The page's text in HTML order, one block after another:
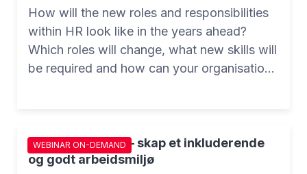
How will the new roles and responsibilities
within HR look like in the years ahead?
Which roles will change, what new skills will
be required and how can your organisation
WEBINAR ON-DEMAND
Nevrodiversitet – skap et inkluderende
og godt arbeidsmiljø